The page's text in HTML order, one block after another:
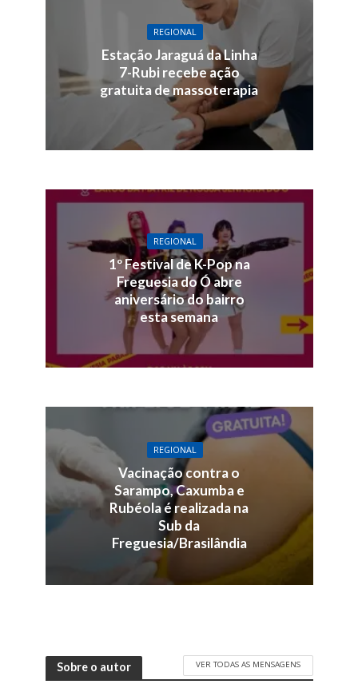
REGIONAL
Estação Jaraguá da Linha
7-Rubi recebe ação
gratuita de massoterapia
REGIONAL
1º Festival de K-Pop na
Freguesia do Ó abre
aniversário do bairro
esta semana
REGIONAL
Vacinação contra o
Sarampo, Caxumba e
Rubéola é realizada na
Sub da
Freguesia/Brasilândia
Sobre o autor VER TODAS AS MENSAGENS